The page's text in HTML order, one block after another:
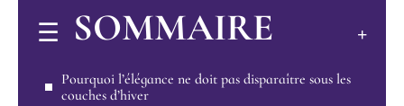
SOMMAIRE
Pourquoi l’élégance ne doit pas disparaître sous les
couches d’hiver